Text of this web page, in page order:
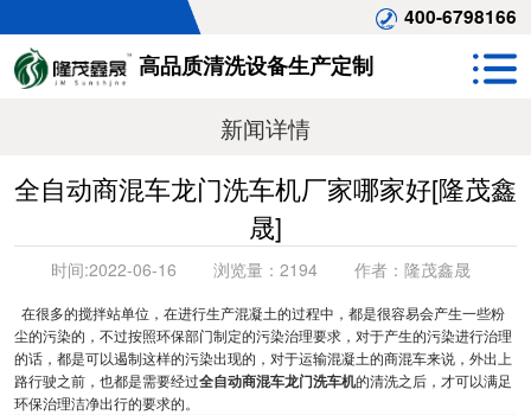
400-6798166
高品质清洗设备生产定制
新闻详情
全自动商混车龙门洗车机厂家哪家好[隆茂鑫
晟]
时间:2022-06-16 浏览量： 2194 作者： 隆茂鑫晟
在很多的搅拌站单位，在进行生产混凝土的过程中，都是很容易会产生一些粉
尘的污染的，不过按照环保部门制定的污染治理要求，对于产生的污染进行治理
的话，都是可以遏制这样的污染出现的，对于运输混凝土的商混车来说，外出上
路行驶之前，也都是需要经过全自动商混车龙门洗车机的清洗之后，才可以满足
环保治理洁净出行的要求的。